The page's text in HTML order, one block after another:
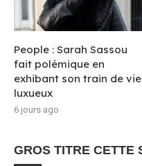
People : Sarah Sassou
fait polémique en
exhibant son train de vie
luxueux
6 jours ago
GROS TITRE CETTE